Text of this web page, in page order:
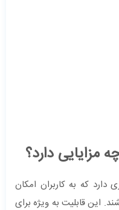
مزایایی دارد؟
دارد که به کاربران امکان
این قابلیت به ویژه برای